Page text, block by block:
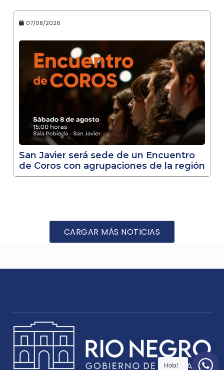
07/08/2026
San Javier será sede de un Encuentro
de Coros con agrupaciones de la región
CARGAR MÁS NOTICIAS
Hola!